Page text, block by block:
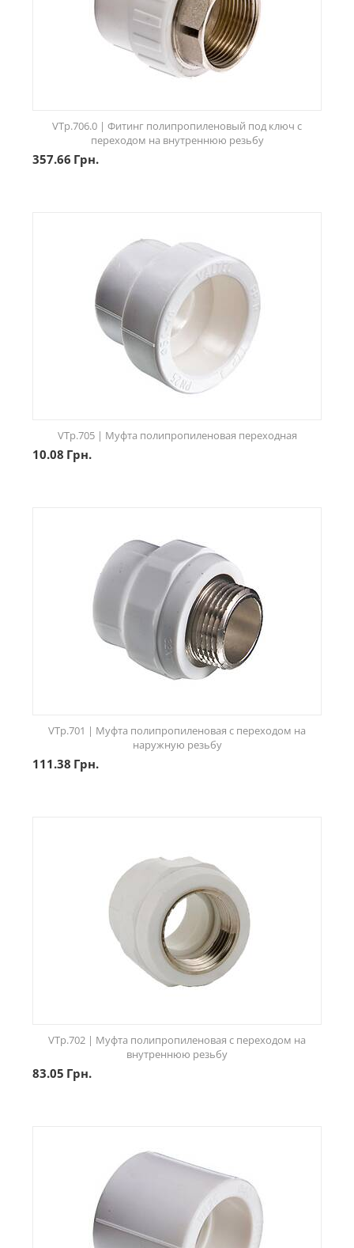
VTp.706.0 | Фитинг полипропиленовый под ключ с
переходом на внутреннюю резьбу
357.66 Грн.
VTp.705 | Муфта полипропиленовая переходная
10.08 Грн.
VTp.701 | Муфта полипропиленовая с переходом на
наружную резьбу
111.38 Грн.
VTp.702 | Муфта полипропиленовая с переходом на
внутреннюю резьбу
83.05 Грн.